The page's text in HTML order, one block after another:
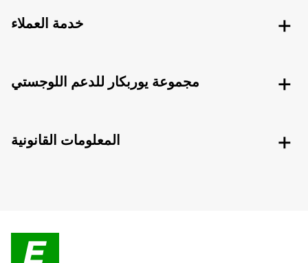
خدمة العملاء
مجموعة يوربكار للدعم اللوجستي
المعلومات القانونية